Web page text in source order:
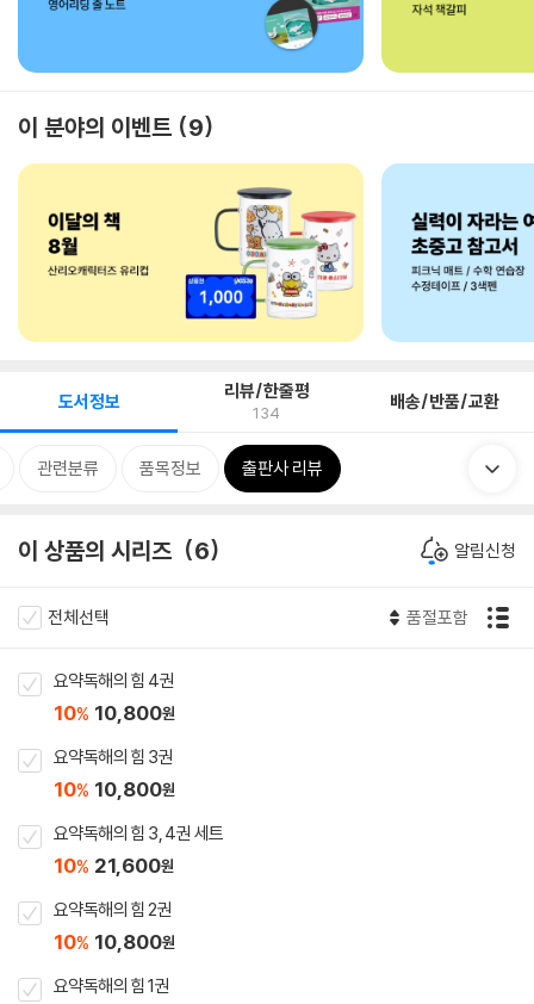
이 분야의 이벤트 9
도서정보 리뷰/한줄평
134 배송/반품/교환
관련분류 품목정보 출판사 리뷰
이 상품의 시리즈 6 알림신청
전체선택 품절포함
요약독해의 힘 4권
10% 10,800원
요약독해의 힘 3권
10% 10,800원
요약독해의 힘 3, 4권 세트
10% 21,600원
요약독해의 힘 2권
10% 10,800원
요약독해의 힘 1권